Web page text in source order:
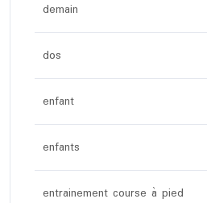
demain
dos
enfant
enfants
entrainement course à pied